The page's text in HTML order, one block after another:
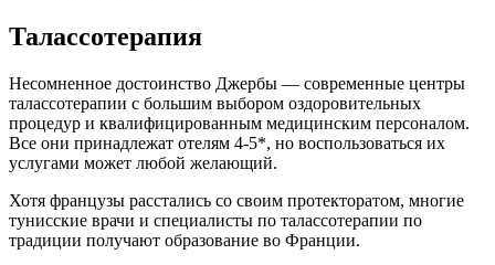
Талассотерапия
Несомненное достоинство Джербы — современные центры
талассотерапии с большим выбором оздоровительных
процедур и квалифицированным медицинским персоналом.
Все они принадлежат отелям 4-5*, но воспользоваться их
услугами может любой желающий.
Хотя французы расстались со своим протекторатом, многие
тунисские врачи и специалисты по талассотерапии по
традиции получают образование во Франции.